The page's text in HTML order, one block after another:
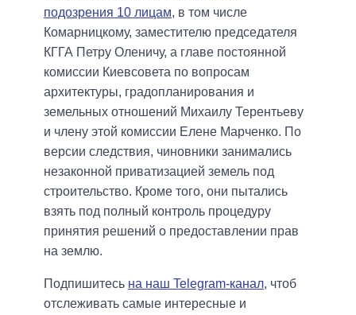
подозрения 10 лицам, в том числе
Комарницкому, заместителю председателя
КГГА Петру Оленичу, а главе постоянной
комиссии Киевсовета по вопросам
архитектуры, градопланирования и
земельных отношений Михаилу Терентьеву
и члену этой комиссии Елене Марченко. По
версии следствия, чиновники занимались
незаконной приватизацией земель под
строительство. Кроме того, они пытались
взять под полный контроль процедуру
принятия решений о предоставлении прав
на землю.
Подпишитесь на наш Telegram-канал, чтоб
отслеживать самые интересные и